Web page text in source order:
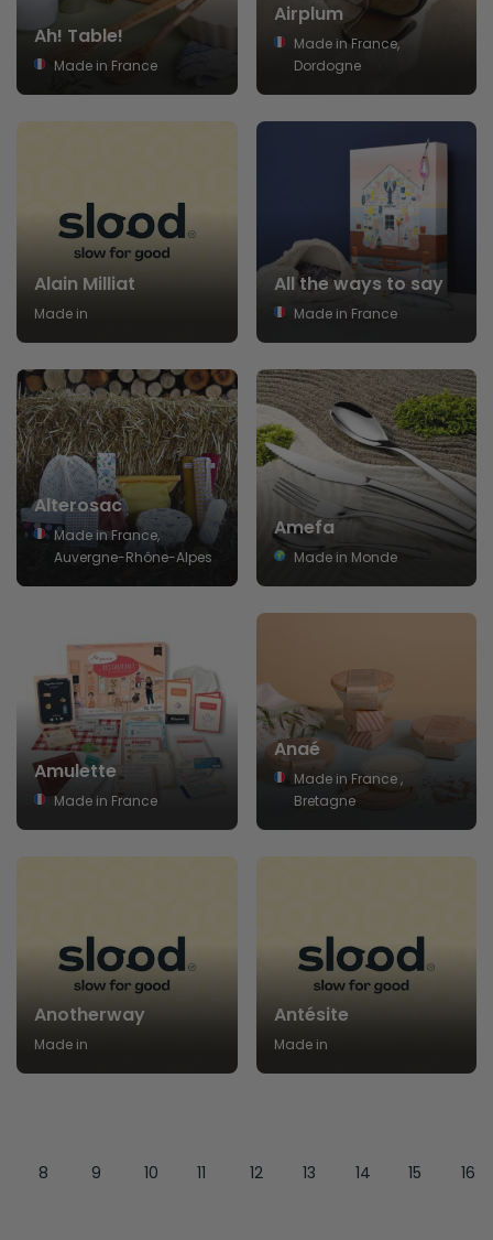
Ah! Table!
Made in France
Airplum
Made in France,
Dordogne
Alain Milliat
Made in
All the ways to say
Made in France
Alterosac
Made in France,
Auvergne-Rhône-Alpes
Amefa
Made in Monde
Amulette
Made in France
Anaé
Made in France ,
Bretagne
Anotherway
Made in
Antésite
Made in
8 9 10 11 12 13 14 15 16